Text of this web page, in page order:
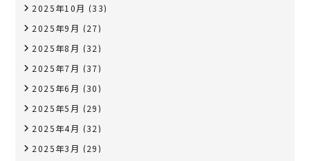
2025年10月 (33)
2025年9月 (27)
2025年8月 (32)
2025年7月 (37)
2025年6月 (30)
2025年5月 (29)
2025年4月 (32)
2025年3月 (29)